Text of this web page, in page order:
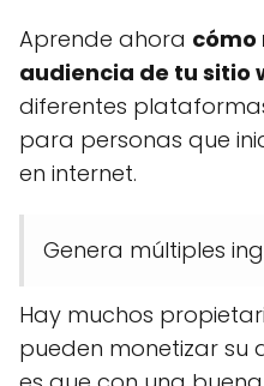
Aprende ahora cómo
audiencia de tu sitio
diferentes
para personas que
en internet.
Genera múltiples
Hay muchos
pueden monetizar su